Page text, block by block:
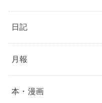
日記
月報
本・漫画